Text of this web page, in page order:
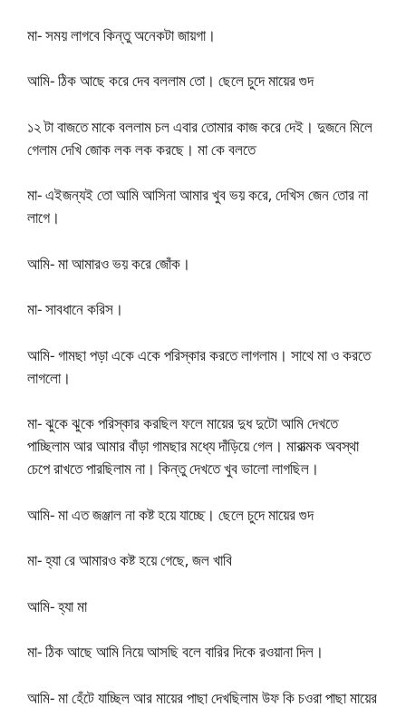
মা- সময় লাগবে কিন্তু অনেকটা জায়গা।
আমি- ঠিক আছে করে দেব বললাম তো। ছেলে চুদে মায়ের গুদ
১২ টা বাজতে মাকে বললাম চল এবার তোমার কাজ করে দেই। দুজনে মিলে
গেলাম দেখি জোক লক লক করছে। মা কে বলতে
মা- এইজন্যই তো আমি আসিনা আমার খুব ভয় করে, দেখিস জেন তোর না
লাগে।
আমি- মা আমারও ভয় করে জোঁক।
মা- সাবধানে করিস।
আমি- গামছা পড়া একে একে পরিস্কার করতে লাগলাম। সাথে মা ও করতে
লাগলো।
মা- ঝুকে ঝুকে পরিস্কার করছিল ফলে মায়ের দুধ দুটো আমি দেখতে
পাচ্ছিলাম আর আমার বাঁড়া গামছার মধ্যে দাঁড়িয়ে গেল। মারাত্মক অবস্থা
চেপে রাখতে পারছিলাম না। কিন্তু দেখতে খুব ভালো লাগছিল।
আমি- মা এত জঞ্জাল না কষ্ট হয়ে যাচ্ছে। ছেলে চুদে মায়ের গুদ
মা- হ্যা রে আমারও কষ্ট হয়ে গেছে, জল খাবি
আমি- হ্যা মা
মা- ঠিক আছে আমি নিয়ে আসছি বলে বারির দিকে রওয়ানা দিল।
আমি- মা হেঁটে যাচ্ছিল আর মায়ের পাছা দেখছিলাম উফ কি চওরা পাছা মায়ের